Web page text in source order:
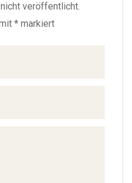
veröffentlicht.
* markiert